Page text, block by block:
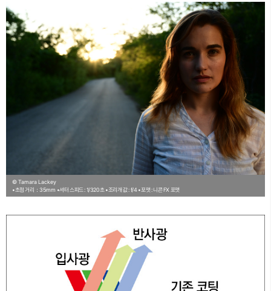
© Tamara Lackey
•초점 거리：35mm •셔터 스피드 : 1/320초 •조리개 값 : f/4 •포맷 : 니콘 FX 포맷